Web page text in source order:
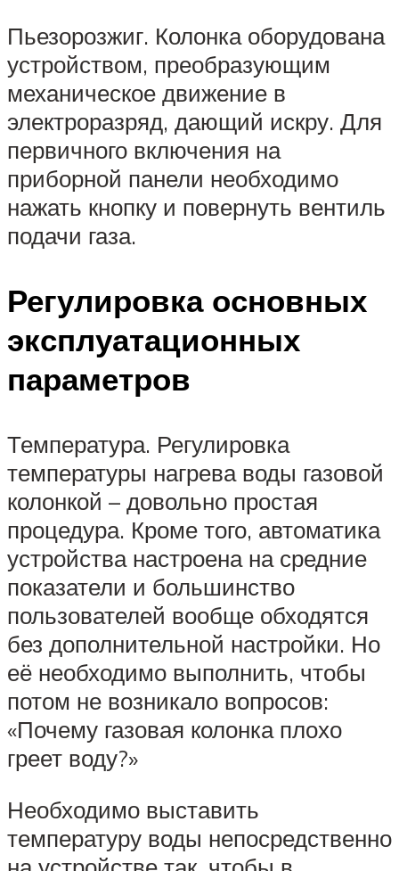
Пьезорозжиг. Колонка оборудована
устройством, преобразующим
механическое движение в
электроразряд, дающий искру. Для
первичного включения на
приборной панели необходимо
нажать кнопку и повернуть вентиль
подачи газа.
Регулировка основных
эксплуатационных
параметров
Температура. Регулировка
температуры нагрева воды газовой
колонкой – довольно простая
процедура. Кроме того, автоматика
устройства настроена на средние
показатели и большинство
пользователей вообще обходятся
без дополнительной настройки. Но
её необходимо выполнить, чтобы
потом не возникало вопросов:
«Почему газовая колонка плохо
греет воду?»
Необходимо выставить
температуру воды непосредственно